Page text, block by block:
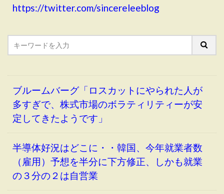
https://twitter.com/sincereleeblog
ブルームバーグ「ロスカットにやられた人が
多すぎで、株式市場のボラティリティーが安
定してきたようです」
半導体好況はどこに・・韓国、今年就業者数
（雇用）予想を半分に下方修正、しかも就業
の３分の２は自営業